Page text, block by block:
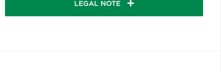
LEGAL NOTE